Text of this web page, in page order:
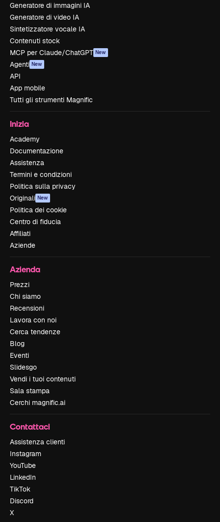
Generatore di immagini IA
Generatore di video IA
Sintetizzatore vocale IA
Contenuti stock
MCP per Claude/ChatGPT New
Agenti New
API
App mobile
Tutti gli strumenti Magnific
Inizia
Academy
Documentazione
Assistenza
Termini e condizioni
Politica sulla privacy
Originali New
Politica dei cookie
Centro di fiducia
Affiliati
Aziende
Azienda
Prezzi
Chi siamo
Recensioni
Lavora con noi
Cerca tendenze
Blog
Eventi
Slidesgo
Vendi i tuoi contenuti
Sala stampa
Cerchi magnific.ai
Contattaci
Assistenza clienti
Instagram
YouTube
LinkedIn
TikTok
Discord
X